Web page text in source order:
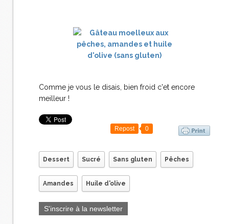
Comme je vous le disais, bien froid c'et encore
meilleur !
Repost 0
Dessert Sucré Sans gluten Pêches
Amandes Huile d'olive
S'inscrire à la newsletter